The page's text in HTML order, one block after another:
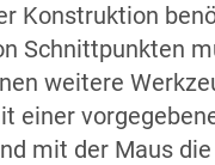
Konstruktion
Schnittpunkten
weitere
einer
mit der Maus